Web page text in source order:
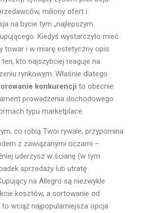
miliony ofert i
na bycie tym „najlepszym
Kiedyś wystarczyło mieć
towar i w miarę estetyczny opis.
ten, kto najszybciej reaguje na
rynkowym. Właśnie dlatego
konkurencji to obecnie
prowadzenia dochodowego
typu marketplace.
co robią Twoi rywale, przypomina
z zawiązanymi oczami –
uderzysz w ścianę (w tym
sprzedaży lub utratę
na Allegro są niezwykle
kosztów, a sortowanie od
to wciąż najpopularniejsza opcja